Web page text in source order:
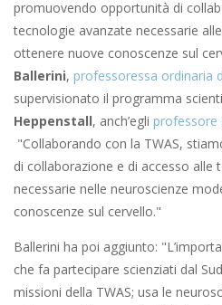
promuovendo opportunità di
tecnologie avanzate necessarie
ottenere nuove conoscenze sul
Ballerini, professoressa ordinaria
supervisionato il programma
Heppenstall, anch’egli professore
"Collaborando con la TWAS,
di collaborazione e di accesso alle
necessarie nelle neuroscienze
conoscenze sul cervello."
Ballerini ha poi aggiunto:
che fa partecipare scienziati dal
missioni della TWAS; usa le